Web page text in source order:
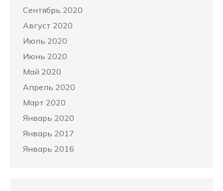
Сентябрь 2020
Август 2020
Июль 2020
Июнь 2020
Май 2020
Апрель 2020
Март 2020
Январь 2020
Январь 2017
Январь 2016